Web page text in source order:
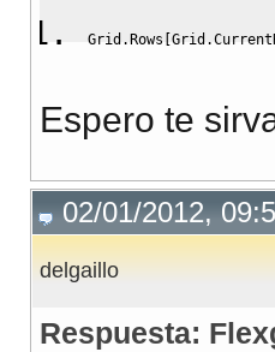
Grid.Rows [Grid.
Espero te
02/01/2012,
delgaillo
Respuesta: